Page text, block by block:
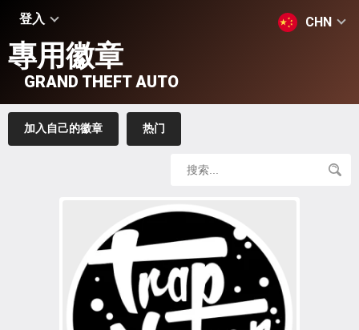
登入 CHN
專用徽章
GRAND THEFT AUTO
加入自己的徽章 热门